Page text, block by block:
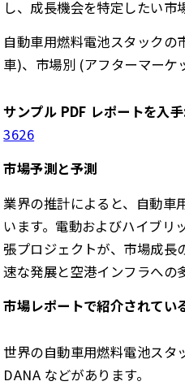
し、成長機会を特定したい市
自動車用燃料電池スタック
車)、市場別 (アフターマー
サンプル PDF レポートを入
3626
市場予測と予測
業界の推計によると、自動車
います。電動およびハイブリ
張プロジェクトが、市場成長
速な発展と空港インフラへの
市場レポートで紹介されてい
世界の自動車用燃料電池スタ
DANA などがあります。